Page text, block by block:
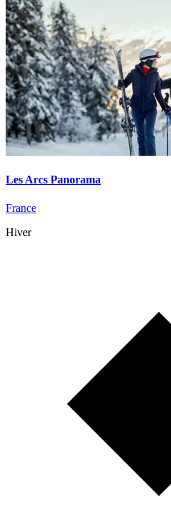
Les Arcs Panorama
France
Hiver